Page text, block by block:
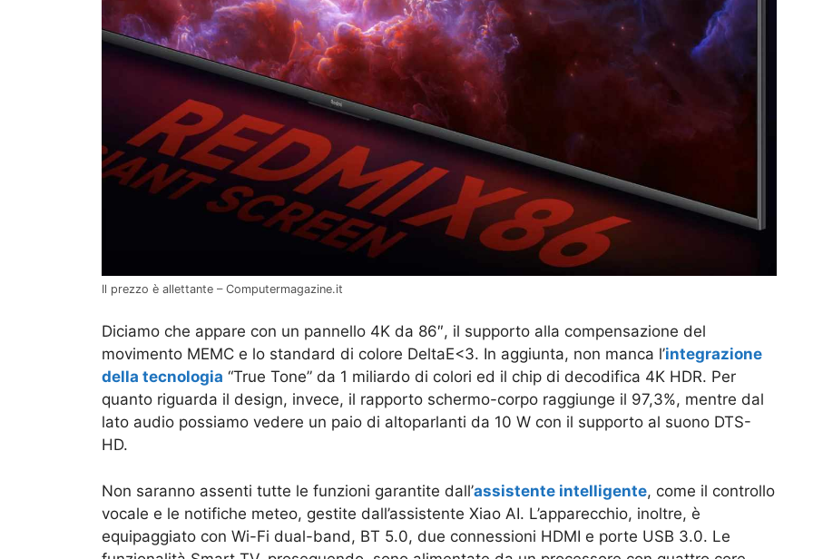
Il prezzo è allettante – Computermagazine.it
Diciamo che appare con un pannello 4K da 86″, il supporto alla compensazione del
movimento MEMC e lo standard di colore DeltaE<3. In aggiunta, non manca l’integrazione
della tecnologia “True Tone” da 1 miliardo di colori ed il chip di decodifica 4K HDR. Per
quanto riguarda il design, invece, il rapporto schermo-corpo raggiunge il 97,3%, mentre dal
lato audio possiamo vedere un paio di altoparlanti da 10 W con il supporto al suono DTS-
HD.
Non saranno assenti tutte le funzioni garantite dall’assistente intelligente, come il controllo
vocale e le notifiche meteo, gestite dall’assistente Xiao AI. L’apparecchio, inoltre, è
equipaggiato con Wi-Fi dual-band, BT 5.0, due connessioni HDMI e porte USB 3.0. Le